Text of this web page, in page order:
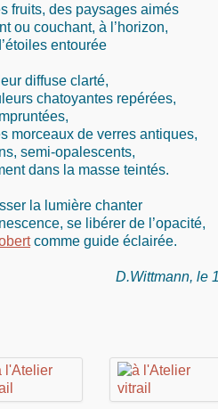
fruits, des paysages aimés
ou couchant, à l’horizon,
entourée
diffuse clarté,
chatoyantes repérées,
morceaux de verres antiques,
semi-opalescents,
dans la masse teintés.
la lumière chanter
se libérer de l’opacité,
comme guide éclairée.
D.Wittmann, le